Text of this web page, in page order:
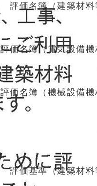
評価名簿（建築材
評価名簿（電気設備機
評価名簿（機械設備機
評価基準（建築材